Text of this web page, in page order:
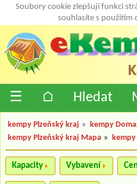
Soubory cookie zlepšují funkci
souhlasíte s použitím
☰ ⌂ Hledat
kempy Plzeňský kraj » kempy
kempy Plzeňský kraj Mapa » kempy
Kapacity Vybavení